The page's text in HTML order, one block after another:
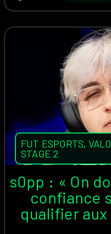
FUT ESPORTS,
STAGE 2
s0pp : « On
confiance
qualifier aux